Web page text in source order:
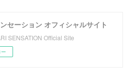
セーション オフィシャルサイト
SENSATION Official Site